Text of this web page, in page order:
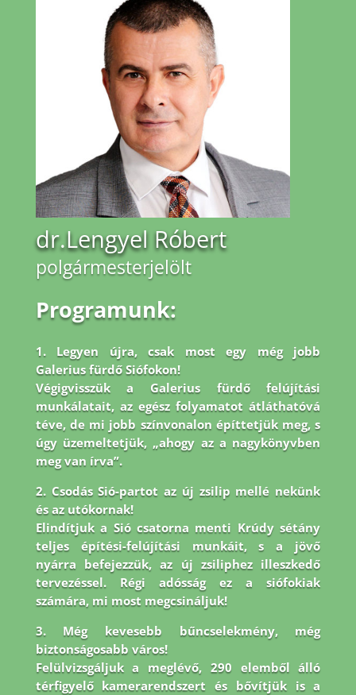
dr.Lengyel Róbert
polgármesterjelölt
Programunk:
1. Legyen újra, csak most egy még jobb
Galerius fürdő Siófokon!
Végigvisszük a Galerius fürdő felújítási
munkálatait, az egész folyamatot átláthatóvá
téve, de mi jobb színvonalon építtetjük meg, s
úgy üzemeltetjük, „ahogy az a nagykönyvben
meg van írva”.
2. Csodás Sió-partot az új zsilip mellé nekünk
és az utókornak!
Elindítjuk a Sió csatorna menti Krúdy sétány
teljes építési-felújítási munkáit, s a jövő
nyárra befejezzük, az új zsiliphez illeszkedő
tervezéssel. Régi adósság ez a siófokiak
számára, mi most megcsináljuk!
3. Még kevesebb bűncselekmény, még
biztonságosabb város!
Felülvizsgáljuk a meglévő, 290 elemből álló
térfigyelő kamerarendszert és bővítjük is a